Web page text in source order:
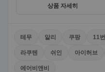
상품 자세히
테무 알리 쿠팡 11
라쿠텐 쉬인 아이허브
에어비앤비